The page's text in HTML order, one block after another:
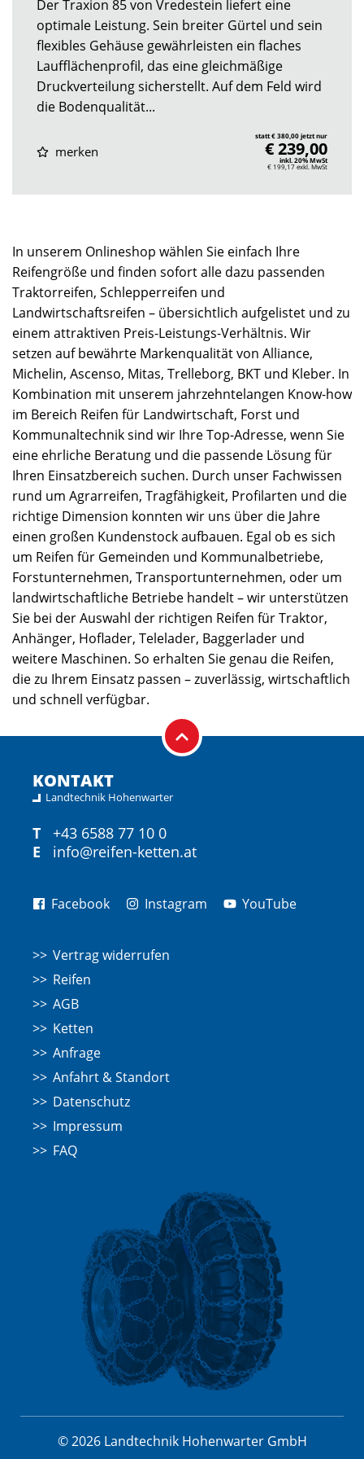
Der Traxion 85 von Vredestein liefert eine
optimale Leistung. Sein breiter Gürtel und sein
flexibles Gehäuse gewährleisten ein flaches
Laufflächenprofil, das eine gleichmäßige
Druckverteilung sicherstellt. Auf dem Feld wird
die Bodenqualität...
merken
statt € 380,00 jetzt nur
€ 239,00
inkl. 20% MwSt
€ 199,17exkl. MwSt
In unserem Onlineshop wählen Sie einfach Ihre
Reifengröße und finden sofort alle dazu passenden
Traktorreifen, Schlepperreifen und
Landwirtschaftsreifen – übersichtlich aufgelistet und zu
einem attraktiven Preis-Leistungs-Verhältnis. Wir
setzen auf bewährte Markenqualität von Alliance,
Michelin, Ascenso, Mitas, Trelleborg, BKT und Kleber. In
Kombination mit unserem jahrzehntelangen Know-how
im Bereich Reifen für Landwirtschaft, Forst und
Kommunaltechnik sind wir Ihre Top-Adresse, wenn Sie
eine ehrliche Beratung und die passende Lösung für
Ihren Einsatzbereich suchen. Durch unser Fachwissen
rund um Agrarreifen, Tragfähigkeit, Profilarten und die
richtige Dimension konnten wir uns über die Jahre
einen großen Kundenstock aufbauen. Egal ob es sich
um Reifen für Gemeinden und Kommunalbetriebe,
Forstunternehmen, Transportunternehmen, oder um
landwirtschaftliche Betriebe handelt – wir unterstützen
Sie bei der Auswahl der richtigen Reifen für Traktor,
Anhänger, Hoflader, Telelader, Baggerlader und
weitere Maschinen. So erhalten Sie genau die Reifen,
die zu Ihrem Einsatz passen – zuverlässig, wirtschaftlich
und schnell verfügbar.
KONTAKT
Landtechnik Hohenwarter
T
+43 6588 77 10 0
E
info@reifen-ketten.at
Facebook Instagram YouTube
Vertrag widerrufen
Reifen
AGB
Ketten
Anfrage
Anfahrt & Standort
Datenschutz
Impressum
FAQ
© 2026 Landtechnik Hohenwarter GmbH